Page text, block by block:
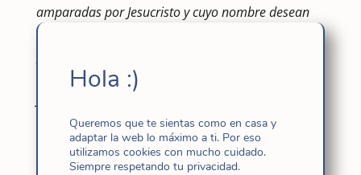
amparadas por Jesucristo y cuyo nombre desean
llevar, pues se llamaran Hijas de Jesús, y bajo la
vienen a cultivar los jardines de la niñez y de la
letras.”
Hoy… actualizando en el tiempo y en la historia
esa hazaña del Espíritu, aquí estamos
Hola :)
Queremos que te sientas como en casa y
adaptar la web lo máximo a ti. Por eso
utilizamos cookies con mucho cuidado.
Siempre respetando tu privacidad.